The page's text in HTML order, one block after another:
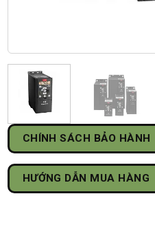
CHÍNH SÁCH BẢO HÀNH
HƯỚNG DẪN MUA HÀNG